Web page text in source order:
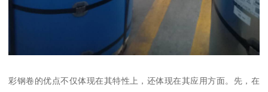
彩钢卷的优点不仅体现在其特性上，还体现在其应用方面。先，在